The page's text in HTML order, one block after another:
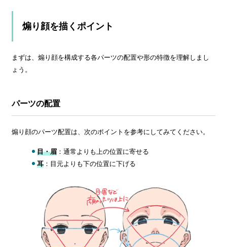
煽り顔を描くポイント
まずは、煽り顔を構成する各パーツの配置や形の特徴を理解しまし
ょう。
パーツの配置
煽り顔のパーツ配置は、次のポイントを参考にしてみてください。
目・眉 ：通常よりも上の位置に寄せる
耳 ：目元よりも下の位置に下げる